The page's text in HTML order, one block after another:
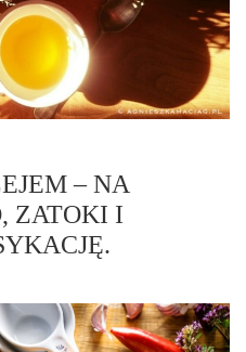
– NA
ZATOKI I